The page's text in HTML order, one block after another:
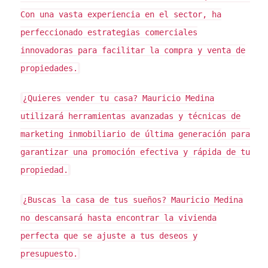
compradores están dispuestos a pagar en el
mercado actual. Este valor puede fluctuar debido a
varios factores como la oferta y demanda, tendencias
del mercado y condiciones económicas generales. Es
importante tener en cuenta que el valor comercial
mucha competencia en el mercado, el precio podría
aumentar considerablemente.
Valor Catastral
El valor catastral es un término utilizado por las
sobre la propiedad. Este valor no siempre refleja el
precio de mercado real y puede estar basado en
criterios más antiguos o en estimaciones que no
consideran las condiciones actuales del mercado. Es
Con una vasta experiencia en el sector, ha
perfeccionado estrategias comerciales
innovadoras para facilitar la compra y venta de
propiedades.
¿Quieres vender tu casa? Mauricio Medina
utilizará herramientas avanzadas y técnicas de
marketing inmobiliario de última generación para
garantizar una promoción efectiva y rápida de tu
propiedad.
¿Buscas la casa de tus sueños? Mauricio Medina
no descansará hasta encontrar la vivienda
perfecta que se ajuste a tus deseos y
presupuesto.